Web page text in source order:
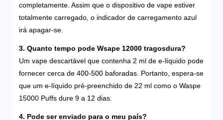
completamente. Assim que o dispositivo de vape estiver
totalmente carregado, o indicador de carregamento azul
irá apagar-se.
3. Quanto tempo podeWsape 12000 tragosdura?
Um vape descartável que contenha 2 ml de e-líquido pode
fornecer cerca de 400-500 baforadas. Portanto, espera-se
que um e-líquido pré-preenchido de 22 ml como o Waspe
15000 Puffs dure 9 a 12 dias.
4. Pode ser enviado para o meu país?